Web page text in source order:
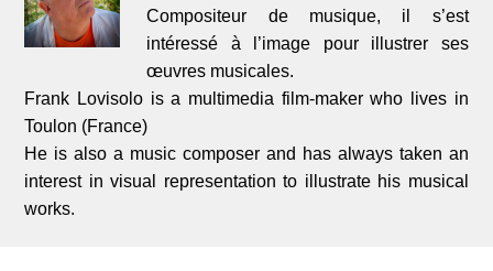
Compositeur de musique, il s’est
intéressé à l’image pour illustrer ses
œuvres musicales.
Frank Lovisolo is a multimedia film-maker who lives in
Toulon (France)
He is also a music composer and has always taken an
interest in visual representation to illustrate his musical
works.